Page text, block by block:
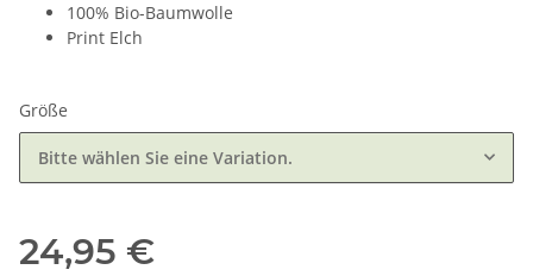
100% Bio-Baumwolle
Print Elch
Größe
Bitte wählen Sie eine Variation.
24,95 €